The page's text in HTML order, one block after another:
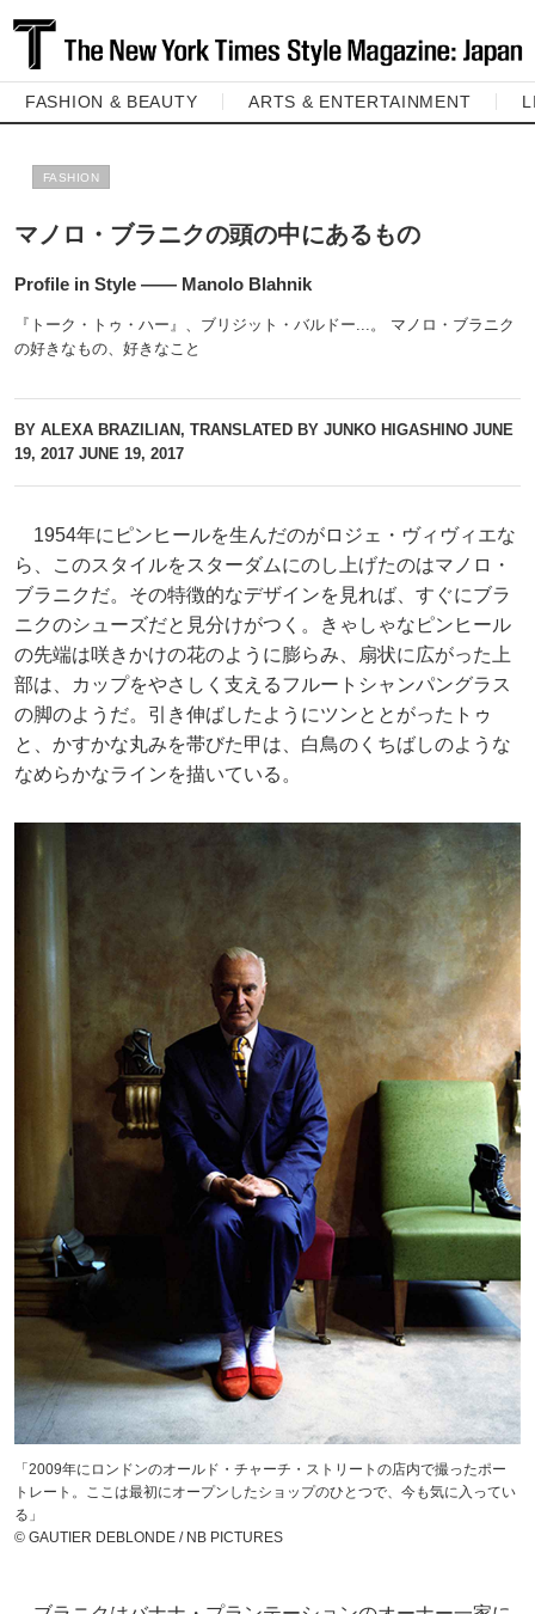
FASHION & BEAUTY ARTS & ENTERTAINMENT
FASHION
マノロ・ブラニクの頭の中にあるもの
Profile in Style ―― Manolo Blahnik
『トーク・トゥ・ハー』、ブリジット・バルドー...。 マノロ・ブラニク
の好きなもの、好きなこと
BY ALEXA BRAZILIAN, TRANSLATED BY JUNKO HIGASHINO JUNE
19, 2017 JUNE 19, 2017
1954年にピンヒールを生んだのがロジェ・ヴィヴィエな
ら、このスタイルをスターダムにのし上げたのはマノロ・
ブラニクだ。その特徴的なデザインを見れば、すぐにブラ
ニクのシューズだと見分けがつく。きゃしゃなピンヒール
の先端は咲きかけの花のように膨らみ、扇状に広がった上
部は、カップをやさしく支えるフルートシャンパングラス
の脚のようだ。引き伸ばしたようにツンととがったトゥ
と、かすかな丸みを帯びた甲は、白鳥のくちばしのような
なめらかなラインを描いている。
「2009年にロンドンのオールド・チャーチ・ストリートの店内で撮ったポー
トレート。ここは最初にオープンしたショップのひとつで、今も気に入ってい
る」
© GAUTIER DEBLONDE / NB PICTURES